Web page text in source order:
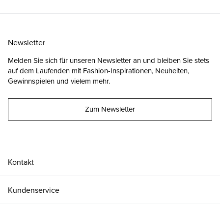
Kontakt
Kundenservice
Newsletter
Melden Sie sich für unseren Newsletter an und bleiben Sie stets
auf dem Laufenden mit Fashion-Inspirationen, Neuheiten,
Gewinnspielen und vielem mehr.
Zum Newsletter